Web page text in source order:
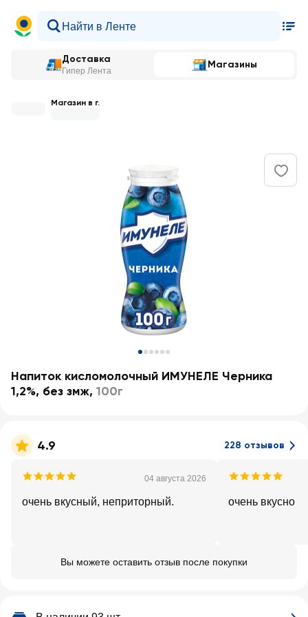
Доставка
Гипер Лента
Магазины
Магазин в г.
Напиток кисломолочный ИМУНЕЛЕ Черника
1,2%, без змж, 100г
4.9 228 отзывов
04 августа 2026
очень вкусный, неприторный. очень вкусно
Вы можете оставить отзыв после покупки